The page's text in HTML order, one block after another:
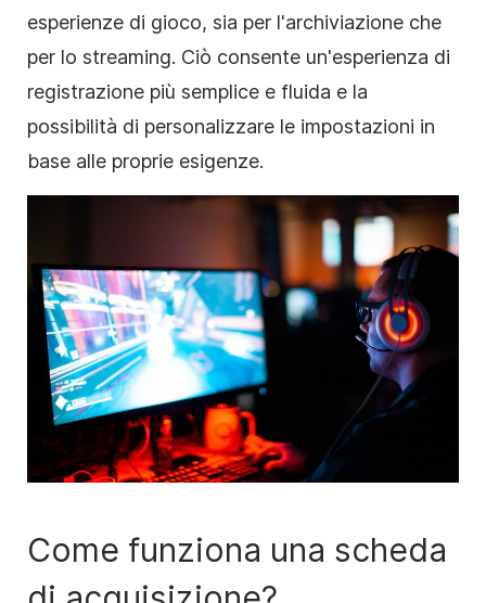
esperienze di gioco, sia per l'archiviazione che
per lo streaming. Ciò consente un'esperienza di
registrazione più semplice e fluida e la
possibilità di personalizzare le impostazioni in
base alle proprie esigenze.
Come funziona una scheda